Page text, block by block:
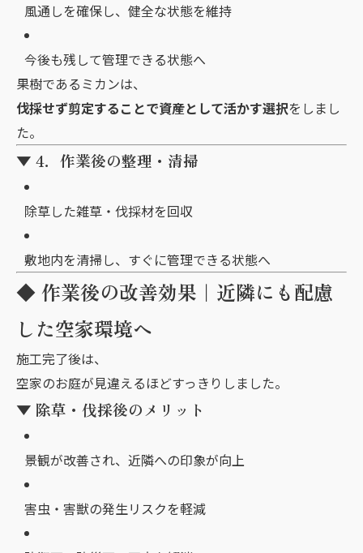
風通しを確保し、健全な状態を維持
今後も残して管理できる状態へ
果樹であるミカンは、
伐採せず剪定することで資産として活かす選択をしまし
た。
▼ 4．作業後の整理・清掃
除草した雑草・伐採材を回収
敷地内を清掃し、すぐに管理できる状態へ
◆ 作業後の改善効果｜近隣にも配慮
した空家環境へ
施工完了後は、
空家のお庭が見違えるほどすっきりしました。
▼ 除草・伐採後のメリット
景観が改善され、近隣への印象が向上
害虫・害獣の発生リスクを軽減